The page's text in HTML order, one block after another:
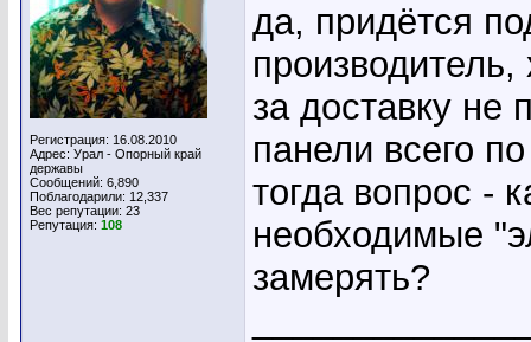
Регистрация: 16.08.2010
Адрес: Урал - Опорный край
державы
Сообщений: 6,890
Поблагодарили: 12,337
Вес репутации: 23
Репутация: 108
да, придётся
за доставку не
панели всего
тогда вопрос -
необходимые
замерять?